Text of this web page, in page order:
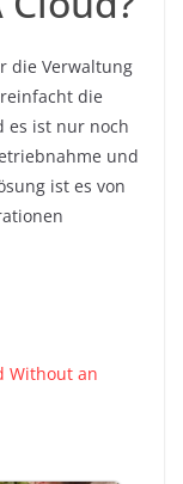
die Verwaltung
die
es ist nur noch
und
ist es von
Without an